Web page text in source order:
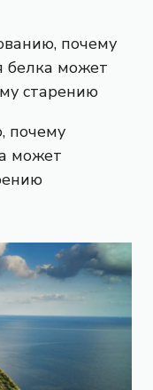
почему
может